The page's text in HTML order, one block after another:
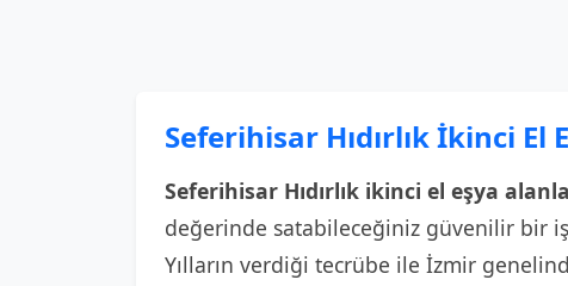
Seferihisar Hıdırlık İkinci El
Seferihisar Hıdırlık ikinci el eşya
değerinde satabileceğiniz güvenilir bir
Yılların verdiği tecrübe ile İzmir